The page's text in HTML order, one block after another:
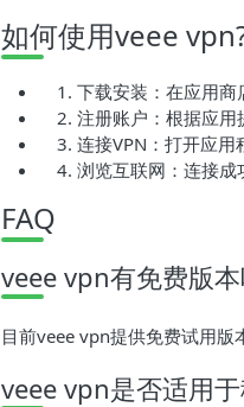
如何使用veee
下载安装：在应用商
注册账户：根据应用
连接VPN：打开应用
浏览互联网：连接成
FAQ
veee vpn有免费版本
目前veee vpn提供免费试用版
veee vpn是否适用于